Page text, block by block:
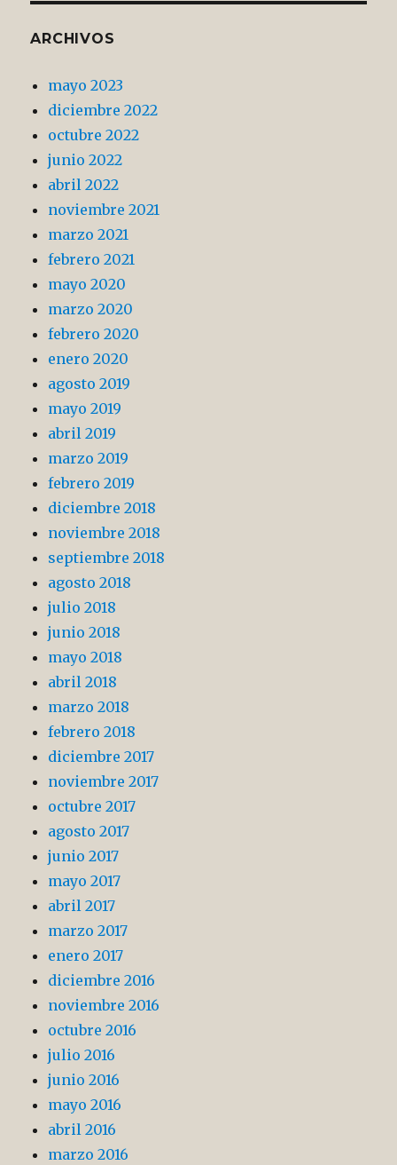
ARCHIVOS
mayo 2023
diciembre 2022
octubre 2022
junio 2022
abril 2022
noviembre 2021
marzo 2021
febrero 2021
mayo 2020
marzo 2020
febrero 2020
enero 2020
agosto 2019
mayo 2019
abril 2019
marzo 2019
febrero 2019
diciembre 2018
noviembre 2018
septiembre 2018
agosto 2018
julio 2018
junio 2018
mayo 2018
abril 2018
marzo 2018
febrero 2018
diciembre 2017
noviembre 2017
octubre 2017
agosto 2017
junio 2017
mayo 2017
abril 2017
marzo 2017
enero 2017
diciembre 2016
noviembre 2016
octubre 2016
julio 2016
junio 2016
mayo 2016
abril 2016
marzo 2016